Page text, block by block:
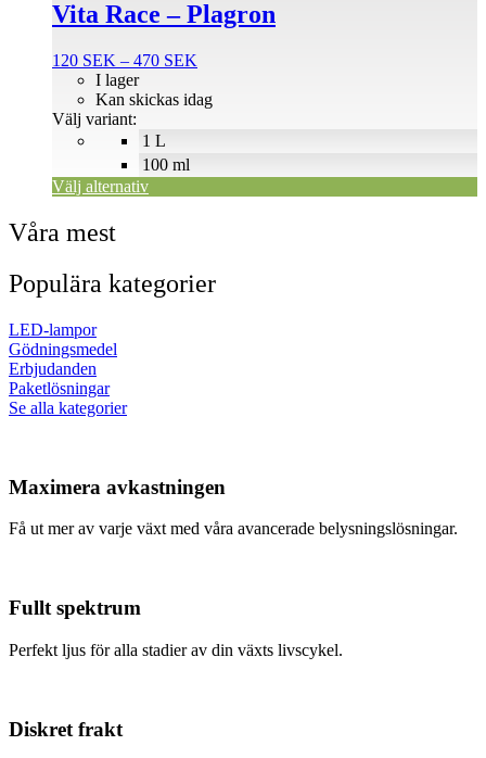
Vita Race – Plagron
120 SEK – 470 SEK
till
1 L
100 ml
I lager
Kan skickas idag
Välj variant:
Välj alternativ
kan
väljas
produktsidan
Våra mest
Populära kategorier
LED-lampor
Gödningsmedel
Erbjudanden
Paketlösningar
Se alla kategorier
Maximera avkastningen
Få ut mer av varje växt med våra avancerade belysningslösningar.
Fullt spektrum
Perfekt ljus för alla stadier av din växts livscykel.
Diskret frakt